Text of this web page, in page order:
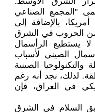
"المجمع الصناعي
بالإضافة إلى
من الحروب في الشرق
يستطيع الرأسمال
الصيني لأسباب
الصينية
لذلك، نجد أنه رغم
في العراق، فإن
السلام في الشرق